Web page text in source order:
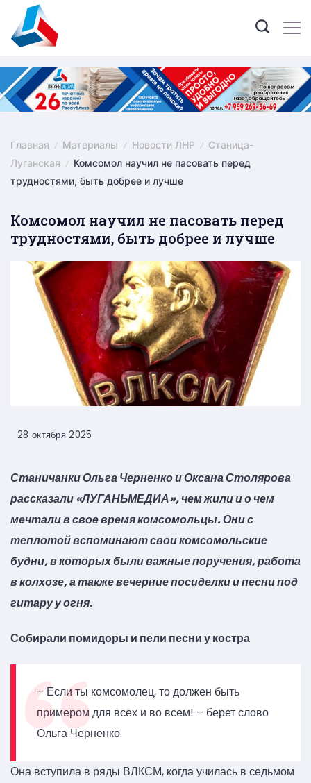
content
Главная Материалы Новости ЛНР
Станица-
Луганская
Комсомол научил не пасовать перед
трудностями, быть добрее и лучше
Комсомол научил не пасовать перед
трудностями, быть добрее и лучше
28 октября 2025
Станичанки Ольга Черненко и Оксана Столярова
рассказали «ЛУГАНЬМЕДИА», чем жили и о чем
мечтали в свое время комсомольцы. Они с
теплотой вспоминают свои комсомольские
будни, в которых были важные поручения, работа
в колхозе, а также вечерние посиделки и песни под
гитару у огня.
Собирали помидоры и пели песни у костра
– Если ты комсомолец, то должен быть
примером для всех и во всем! – берет слово
Ольга Черненко.
Она вступила в ряды ВЛКСМ, когда училась в седьмом